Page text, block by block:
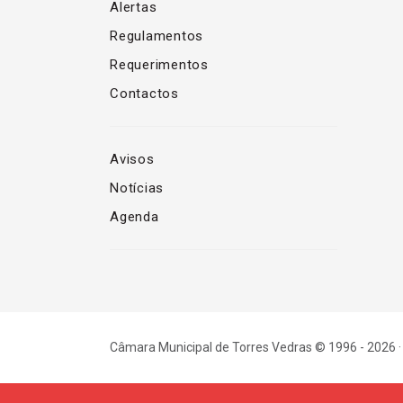
Alertas
Regulamentos
Requerimentos
Contactos
Avisos
Notícias
Agenda
Câmara Municipal de Torres Vedras © 1996 - 2026